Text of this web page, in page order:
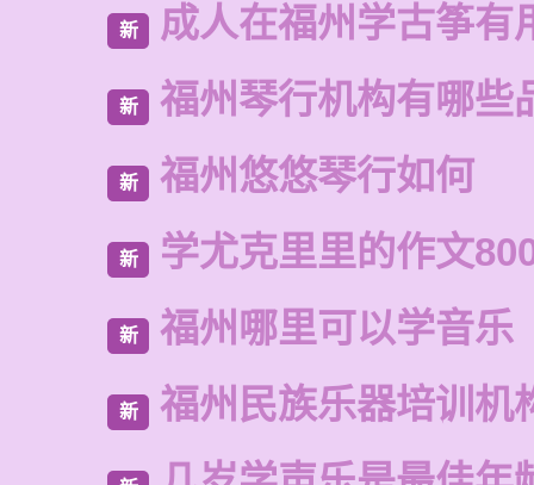
新 成人在福州学古筝有
新 福州琴行机构有哪些
新 福州悠悠琴行如何
新 学尤克里里的作文
新 福州哪里可以学音乐
新 福州民族乐器培训机